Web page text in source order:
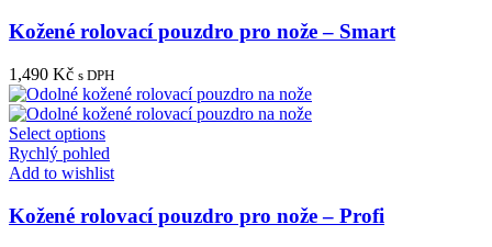
Kožené rolovací pouzdro pro nože – Smart
1,490 Kč s DPH
Select options
Rychlý pohled
Add to wishlist
Kožené rolovací pouzdro pro nože – Profi